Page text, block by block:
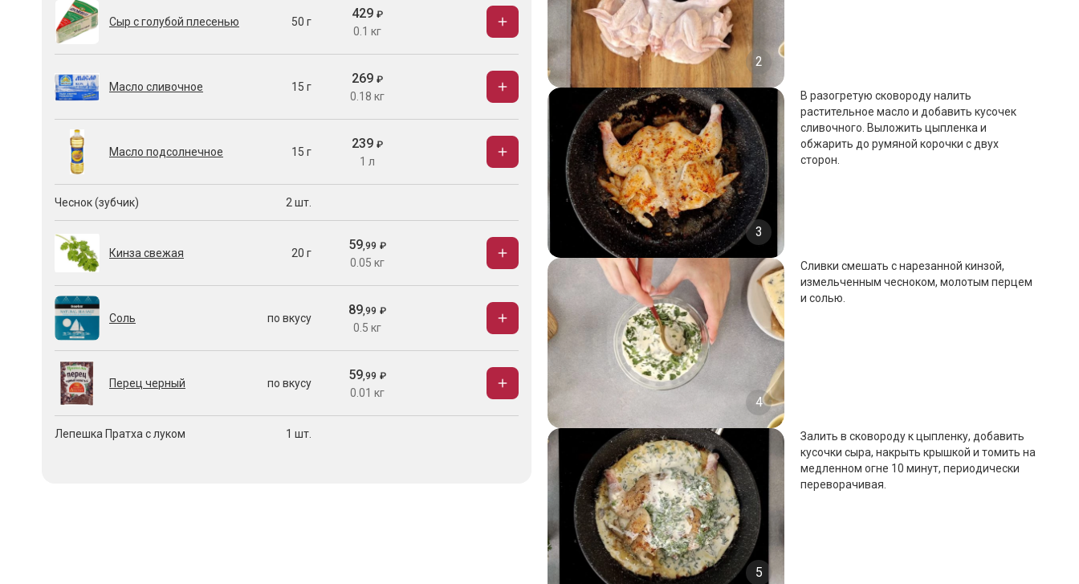
Сыр с голубой плесенью 50 г
429 ₽
0.1 кг
Масло сливочное 15 г
269 ₽
0.18 кг
Масло подсолнечное 15 г
239 ₽
1 л
Чеснок (зубчик) 2 шт.
Кинза свежая 20 г
59,99 ₽
0.05 кг
Соль по вкусу
89,99 ₽
0.5 кг
Перец черный по вкусу
59,99 ₽
0.01 кг
Лепешка Пратха с луком 1 шт.
2
3
В разогретую сковороду налить
растительное масло и добавить кусочек
сливочного. Выложить цыпленка и
обжарить до румяной корочки с двух
сторон.
4
Сливки смешать с нарезанной кинзой,
измельченным чесноком, молотым перцем
и солью.
5
Залить в сковороду к цыпленку, добавить
кусочки сыра, накрыть крышкой и томить на
медленном огне 10 минут, периодически
переворачивая.